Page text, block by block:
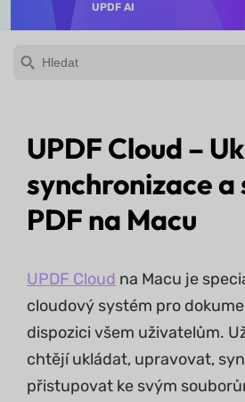
UPDF AI
UPDF Cloud –
synchronizace a
PDF na Macu
UPDF Cloud na Macu je
cloudový systém pro
dispozici všem uživatelům.
chtějí ukládat, upravovat,
přistupovat ke svým